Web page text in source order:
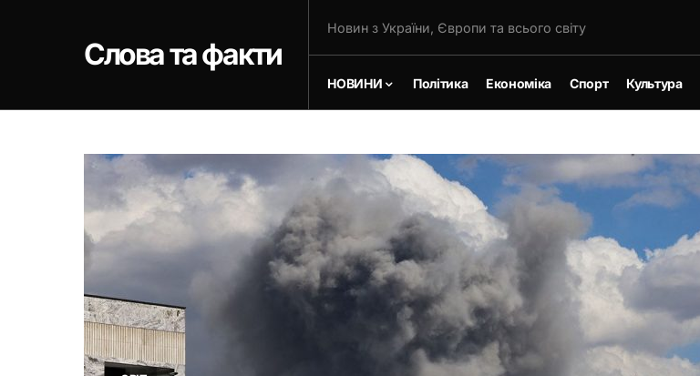
Слова та факти
Новин з України, Європи та всього світу
НОВИНИ Політика Економіка Спорт Культура